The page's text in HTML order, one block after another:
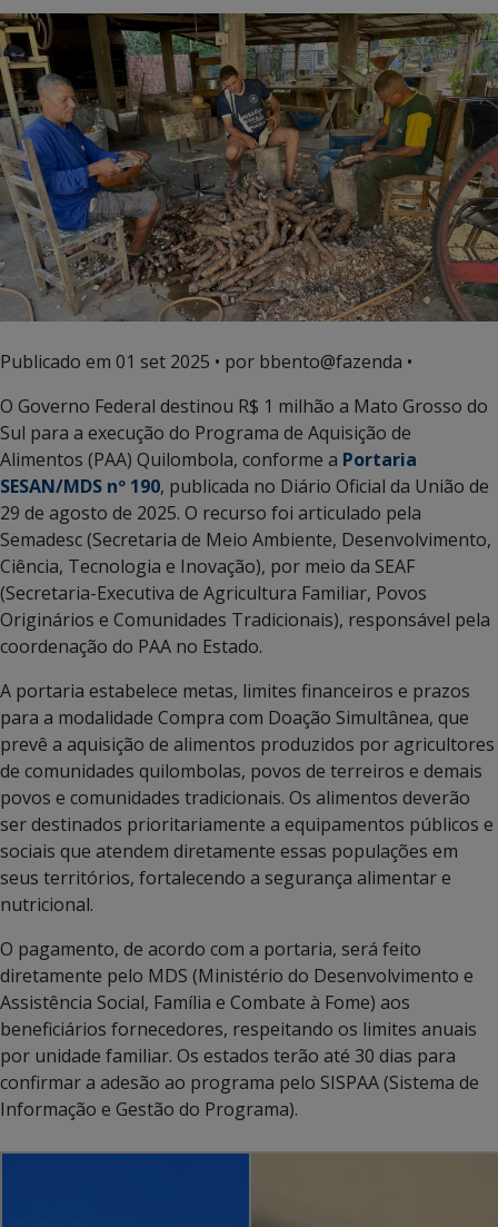
Publicado em 01 set 2025 • por bbento@fazenda •
O Governo Federal destinou R$ 1 milhão a Mato Grosso do
Sul para a execução do Programa de Aquisição de
Alimentos (PAA) Quilombola, conforme a Portaria
SESAN/MDS nº 190, publicada no Diário Oficial da União de
29 de agosto de 2025. O recurso foi articulado pela
Semadesc (Secretaria de Meio Ambiente, Desenvolvimento,
Ciência, Tecnologia e Inovação), por meio da SEAF
(Secretaria-Executiva de Agricultura Familiar, Povos
Originários e Comunidades Tradicionais), responsável pela
coordenação do PAA no Estado.
A portaria estabelece metas, limites financeiros e prazos
para a modalidade Compra com Doação Simultânea, que
prevê a aquisição de alimentos produzidos por agricultores
de comunidades quilombolas, povos de terreiros e demais
povos e comunidades tradicionais. Os alimentos deverão
ser destinados prioritariamente a equipamentos públicos e
sociais que atendem diretamente essas populações em
seus territórios, fortalecendo a segurança alimentar e
nutricional.
O pagamento, de acordo com a portaria, será feito
diretamente pelo MDS (Ministério do Desenvolvimento e
Assistência Social, Família e Combate à Fome) aos
beneficiários fornecedores, respeitando os limites anuais
por unidade familiar. Os estados terão até 30 dias para
confirmar a adesão ao programa pelo SISPAA (Sistema de
Informação e Gestão do Programa).